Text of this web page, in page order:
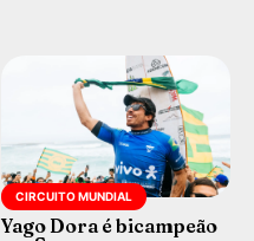
CIRCUITO MUNDIAL
Yago Dora é bicampeão